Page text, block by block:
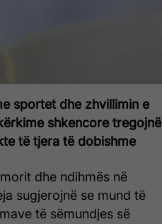
sportet dhe zhvillimin e
shkencore tregojnë
të tjera të dobishme
dhe ndihmës në
sugjerojnë se mund të
të sëmundjes së